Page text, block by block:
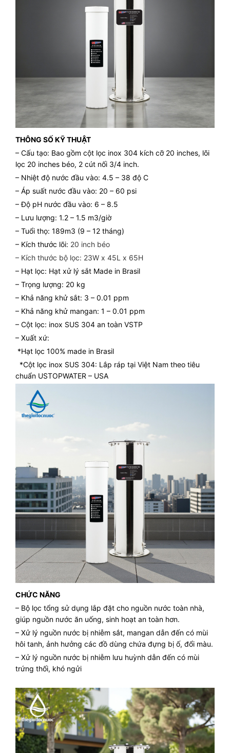
THÔNG SỐ KỸ THUẬT
– Cấu tạo: Bao gồm cột lọc inox 304 kích cỡ 20 inches, lõi
lọc 20 inches béo, 2 cút nối 3/4 inch.
– Nhiệt độ nước đầu vào: 4.5 – 38 độ C
– Áp suất nước đầu vào: 20 – 60 psi
– Độ pH nước đầu vào: 6 – 8.5
– Lưu lượng: 1.2 – 1.5 m3/giờ
– Tuổi thọ: 189m3 (9 – 12 tháng)
– Kích thước lõi: 20 inch béo
– Kích thước bộ lọc: 23W x 45L x 65H
– Hạt lọc: Hạt xử lý sắt Made in Brasil
– Trọng lượng: 20 kg
– Khả năng khử sắt: 3 – 0.01 ppm
– Khả năng khử mangan: 1 – 0.01 ppm
– Cột lọc: inox SUS 304 an toàn VSTP
– Xuất xứ:
*Hạt lọc 100% made in Brasil
*Cột lọc inox SUS 304: Lắp ráp tại Việt Nam theo tiêu
chuẩn USTOPWATER – USA
CHỨC NĂNG
– Bộ lọc tổng sử dụng lắp đặt cho nguồn nước toàn nhà,
giúp nguồn nước ăn uống, sinh hoạt an toàn hơn.
– Xử lý nguồn nước bị nhiễm sắt, mangan dẫn đến có mùi
hôi tanh, ảnh hưởng các đồ dùng chứa đựng bị ố, đổi màu.
– Xử lý nguồn nước bị nhiễm lưu huỳnh dẫn đến có mùi
trứng thối, khó ngửi